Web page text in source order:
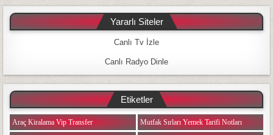
Yararlı Siteler
Canlı Tv İzle
Canlı Radyo Dinle
Etiketler
Araç Kiralama Vip Transfer Mutfak Sırları Yemek Tarifi Notları